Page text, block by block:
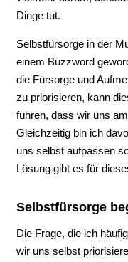
Dinge tut.
Selbstfürsorge in der
einem Buzzword
die Fürsorge und
zu priorisieren, kann
führen, dass wir uns
Gleichzeitig bin ich
uns selbst aufpassen
Lösung gibt es für
Selbstfürsorge
Die Frage, die ich
wir uns selbst